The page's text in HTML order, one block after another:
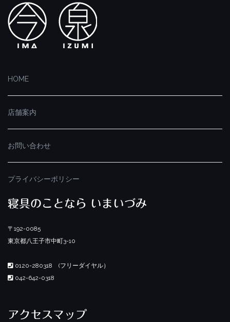
HOME
店舗案内
お問い合わせ
プライバシーポリシー
寝具のことなら いまいづみ
〒192-0085
東京都八王子市中町3-10
0120-280318 (フリーダイヤル）
042-642-0318
アクセスマップ